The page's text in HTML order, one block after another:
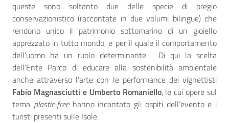
queste sono soltanto due delle specie di pregio
conservazionistico (raccontate in due volumi bilingue) che
rendono unico il patrimonio sottomarino di un gioiello
apprezzato in tutto mondo, e per il quale il comportamento
dell’uomo ha un ruolo determinante. Di qui la scelta
dell’Ente Parco di educare alla sostenibilità ambientale
anche attraverso l’arte con le performance dei vignettisti
Fabio Magnasciutti e Umberto Romaniello, le cui opere sul
tema plastic-freehanno incantato gli ospiti dell’evento e i
turisti presenti sulle Isole.